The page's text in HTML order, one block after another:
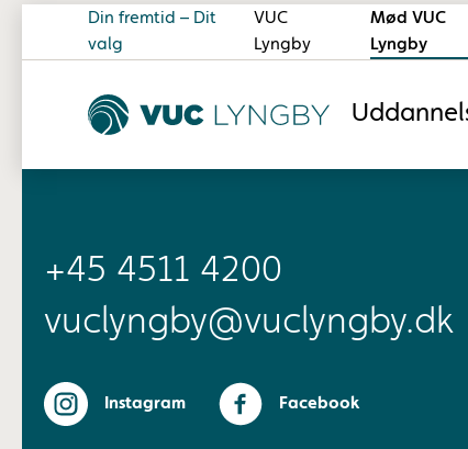
Din fremtid – Dit
valg
VUC
Lyngby
Mød VUC
Lyngby
+45 4511 4200
vuclyngby@vuclyngby.dk
Instagram Facebook